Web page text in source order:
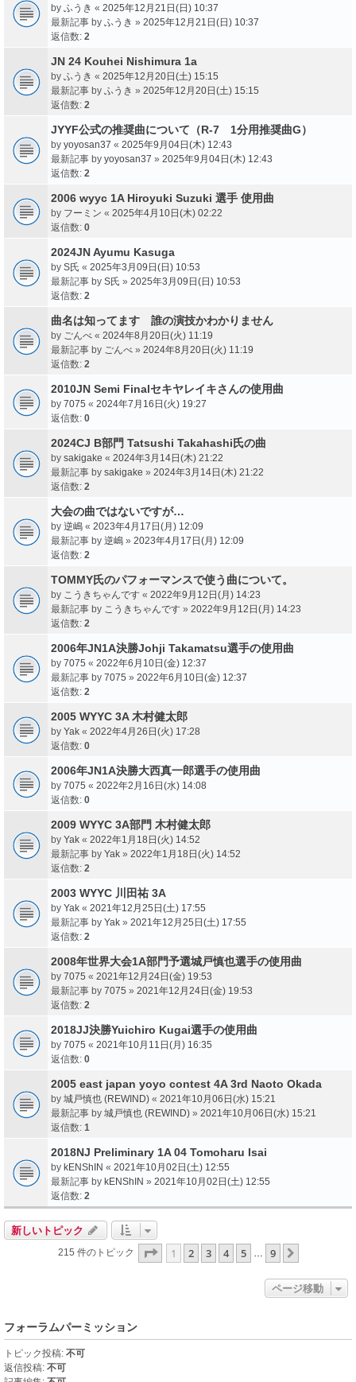
by ふうき « 2025年12月21日(日) 10:37
最新記事 by ふうき » 2025年12月21日(日) 10:37
返信数: 2
JN 24 Kouhei Nishimura 1a
by ふうき « 2025年12月20日(土) 15:15
最新記事 by ふうき » 2025年12月20日(土) 15:15
返信数: 2
JYYF公式の推奨曲について（R-7 1分用推奨曲G）
by yoyosan37 « 2025年9月04日(木) 12:43
最新記事 by yoyosan37 » 2025年9月04日(木) 12:43
返信数: 2
2006 wyyc 1A Hiroyuki Suzuki 選手 使用曲
by フーミン « 2025年4月10日(木) 02:22
返信数: 0
2024JN Ayumu Kasuga
by S氏 « 2025年3月09日(日) 10:53
最新記事 by S氏 » 2025年3月09日(日) 10:53
返信数: 2
曲名は知ってます 誰の演技かわかりません
by ごんべ « 2024年8月20日(火) 11:19
最新記事 by ごんべ » 2024年8月20日(火) 11:19
返信数: 2
2010JN Semi Finalセキヤレイキさんの使用曲
by 7075 « 2024年7月16日(火) 19:27
返信数: 0
2024CJ B部門 Tatsushi Takahashi氏の曲
by sakigake « 2024年3月14日(木) 21:22
最新記事 by sakigake » 2024年3月14日(木) 21:22
返信数: 2
大会の曲ではないですが…
by 逆嶋 « 2023年4月17日(月) 12:09
最新記事 by 逆嶋 » 2023年4月17日(月) 12:09
返信数: 2
TOMMY氏のパフォーマンスで使う曲について。
by こうきちゃんです « 2022年9月12日(月) 14:23
最新記事 by こうきちゃんです » 2022年9月12日(月) 14:23
返信数: 2
2006年JN1A決勝Johji Takamatsu選手の使用曲
by 7075 « 2022年6月10日(金) 12:37
最新記事 by 7075 » 2022年6月10日(金) 12:37
返信数: 2
2005 WYYC 3A 木村健太郎
by Yak « 2022年4月26日(火) 17:28
返信数: 0
2006年JN1A決勝大西真一郎選手の使用曲
by 7075 « 2022年2月16日(水) 14:08
返信数: 0
2009 WYYC 3A部門 木村健太郎
by Yak « 2022年1月18日(火) 14:52
最新記事 by Yak » 2022年1月18日(火) 14:52
返信数: 2
2003 WYYC 川田祐 3A
by Yak « 2021年12月25日(土) 17:55
最新記事 by Yak » 2021年12月25日(土) 17:55
返信数: 2
2008年世界大会1A部門予選城戸慎也選手の使用曲
by 7075 « 2021年12月24日(金) 19:53
最新記事 by 7075 » 2021年12月24日(金) 19:53
返信数: 2
2018JJ決勝Yuichiro Kugai選手の使用曲
by 7075 « 2021年10月11日(月) 16:35
返信数: 0
2005 east japan yoyo contest 4A 3rd Naoto Okada
by 城戸慎也 (REWIND) « 2021年10月06日(水) 15:21
最新記事 by 城戸慎也 (REWIND) » 2021年10月06日(水) 15:21
返信数: 1
2018NJ Preliminary 1A 04 Tomoharu Isai
by kENShIN « 2021年10月02日(土) 12:55
最新記事 by kENShIN » 2021年10月02日(土) 12:55
返信数: 2
新しいトピック
215 件のトピック ページ1 ／
1 2 3 4 5 9
ページ移動
フォーラムパーミッション
トピック投稿: 不可
返信投稿: 不可